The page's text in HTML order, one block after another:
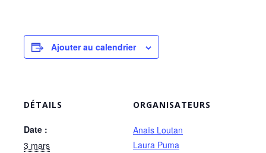
Ajouter au calendrier
DÉTAILS
Date :
3 mars
ORGANISATEURS
Anaïs Loutan
Laura Puma